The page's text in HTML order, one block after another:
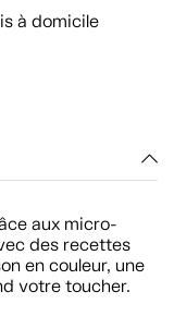
à domicile
aux micro-
des recettes
en couleur, une
votre toucher.